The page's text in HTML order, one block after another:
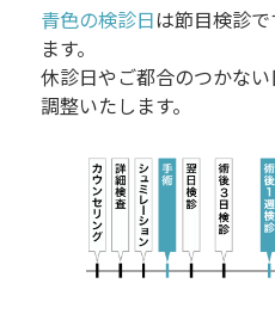
青色の検診日は節目検診
ます。
休診日やご都合のつかな
調整いたします。